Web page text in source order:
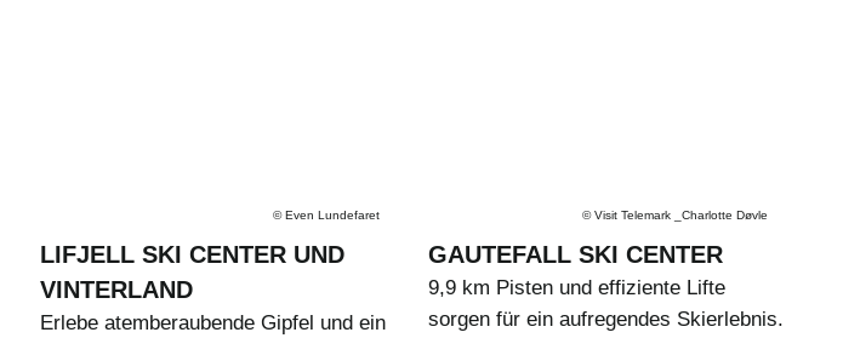
©Even Lundefaret
LIFJELL SKI CENTER UND
VINTERLAND
Erlebe atemberaubende Gipfel und ein
©Visit Telemark _Charlotte Døvle
GAUTEFALL SKI CENTER
9,9 km Pisten und effiziente Lifte
sorgen für ein aufregendes Skierlebnis.